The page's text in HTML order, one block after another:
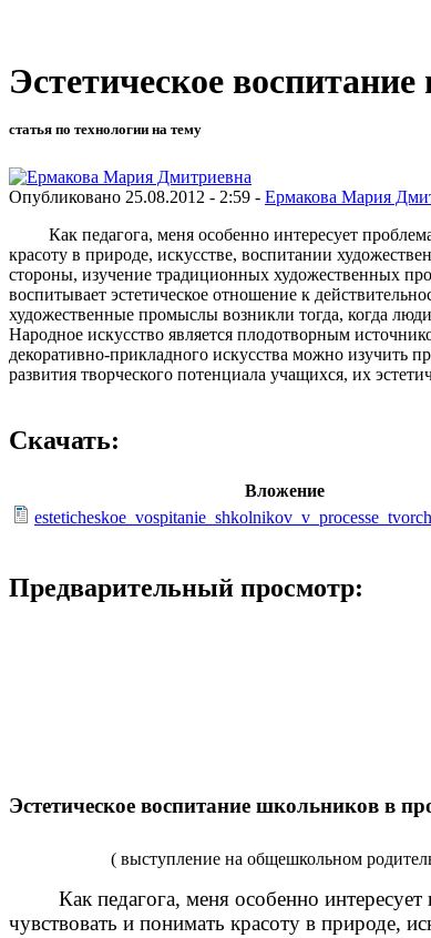
Эстетическое
статья по технологии на тему
Опубликовано 25.08.2012 - 2:59 - Ермакова Мария
Как педагога, меня особенно интересует проблема
красоту в природе, искусстве, воспитании
стороны, изучение традиционных художественных
воспитывает эстетическое отношение к
художественные промыслы возникли тогда, когда
Народное искусство является плодотворным
декоративно-прикладного искусства можно изучить
развития творческого потенциала учащихся, их
Скачать:
Вложение
Предварительный просмотр:
Эстетическое воспитание школьников в
( выступление на общешкольном
Как педагога, меня особенно интересует
чувствовать и понимать красоту в природе,